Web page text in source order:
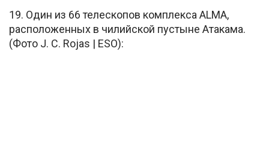
19. Один из 66 телескопов комплекса ALMA,
расположенных в чилийской пустыне Атакама.
(Фото J. C. Rojas | ESO):